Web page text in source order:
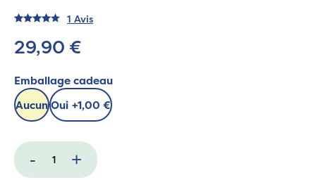
1 Avis
29,90 €
Emballage cadeau
AucunOui +1,00 €
- +